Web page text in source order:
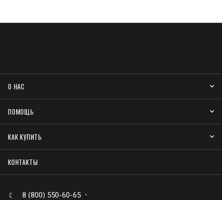
О НАС
ПОМОЩЬ
КАК КУПИТЬ
КОНТАКТЫ
8 (800) 550-60-65